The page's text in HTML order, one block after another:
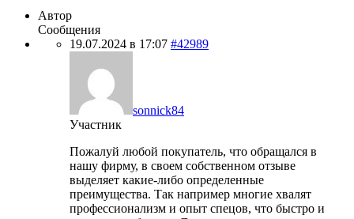
Автор
Сообщения
19.07.2024 в 17:07 #42989
sonnick84
Участник
Пожалуй любой покупатель, что обращался в
нашу фирму, в своем собственном отзыве
выделяет какие-либо определенные
преимущества. Так например многие хвалят
профессионализм и опыт спецов, что быстро и